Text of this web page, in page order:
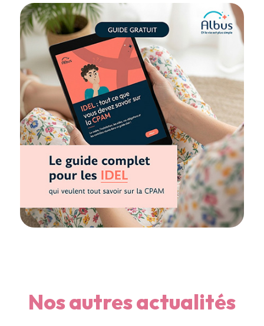
Nos autres actualités